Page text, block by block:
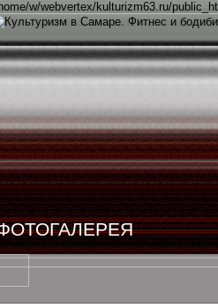
w/webvertex/kulturizm63.ru/